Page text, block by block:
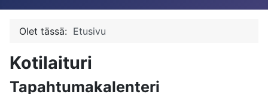
Olet tässä: Etusivu
Kotilaituri
Tapahtumakalenteri